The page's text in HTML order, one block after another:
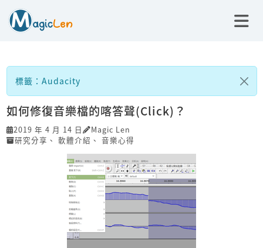
標籤：Audacity
如何修復音樂檔的喀答聲(Click)？
2019 年 4 月 14 日
Magic Len
研究分享 、 軟體介紹 、 音樂心得